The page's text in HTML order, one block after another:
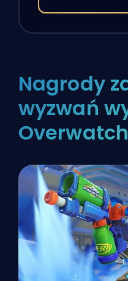
Nagrody
wyzwań
Overwatch